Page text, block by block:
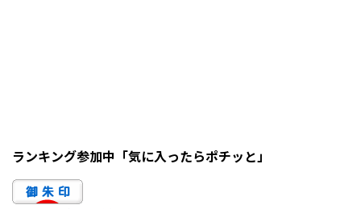
ランキング参加中「気に入ったらポチッと」